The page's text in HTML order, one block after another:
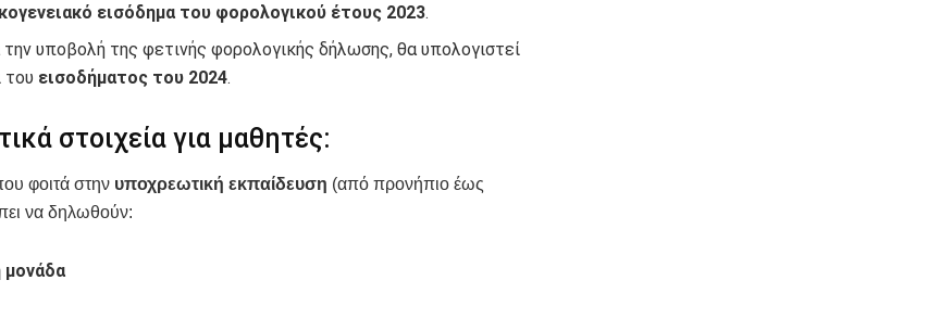
εισόδημα του φορολογικού έτους 2023.
υποβολή της φετινής φορολογικής δήλωσης, θα υπολογιστεί
του εισοδήματος του 2024.
στοιχεία για μαθητές:
φοιτά στην υποχρεωτική εκπαίδευση (από προνήπιο έως
να δηλωθούν:
μονάδα